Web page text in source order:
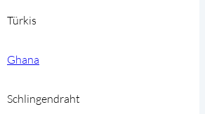
Türkis
Ghana
Schlingendraht